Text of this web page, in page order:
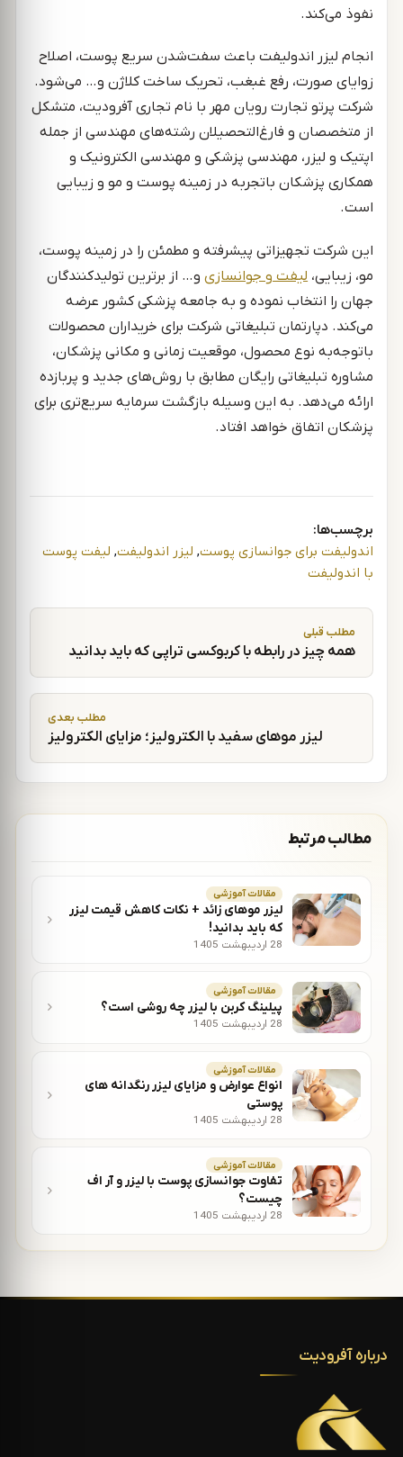
نفوذ می‌کند.
انجام لیزر اندولیفت باعث سفت‌شدن سریع پوست، اصلاح
زوایای صورت، رفع غبغب، تحریک ساخت کلاژن و… می‌شود.
شرکت پرتو تجارت رویان مهر با نام تجاری آفرودیت، متشکل
از متخصصان و فارغ‌التحصیلان رشته‌های مهندسی از جمله
اپتیک و لیزر، مهندسی پزشکی و مهندسی الکترونیک و
همکاری پزشکان باتجربه در زمینه پوست و مو و زیبایی
است.
این شرکت تجهیزاتی پیشرفته و مطمئن را در زمینه پوست،
مو، زیبایی،لیفت و جوانسازیو… از برترین تولیدکنندگان
جهان را انتخاب نموده و به جامعه پزشکی کشور عرضه
می‌کند. دپارتمان تبلیغاتی شرکت برای خریداران محصولات
باتوجه‌به نوع محصول، موقعیت زمانی و مکانی پزشکان،
مشاوره تبلیغاتی رایگان مطابق با روش‌های جدید و پربازده
ارائه می‌دهد. به این وسیله بازگشت سرمایه سریع‌تری برای
پزشکان اتفاق خواهد افتاد.
برچسب‌ها:
اندولیفت برای جوانسازی پوست, لیزر اندولیفت, لیفت پوست
با اندولیفت
راهبری نوشته
مطلب قبلی
همه چیز در رابطه با کربوکسی تراپی که باید بدانید
مطلب بعدی
لیزر موهای سفید با الکترولیز؛ مزایای الکترولیز
مطالب مرتبط
مقالات آموزشی
لیزر موهای زائد + نکات کاهش قیمت لیزر
که باید بدانید!
28 اردیبهشت 1405
مقالات آموزشی
پیلینگ کربن با لیزر چه روشی است؟
28 اردیبهشت 1405
مقالات آموزشی
انواع عوارض و مزایای لیزر رنگدانه های
پوستی
28 اردیبهشت 1405
مقالات آموزشی
تفاوت جوانسازی پوست با لیزر و آر اف
چیست؟
28 اردیبهشت 1405
درباره آفرودیت